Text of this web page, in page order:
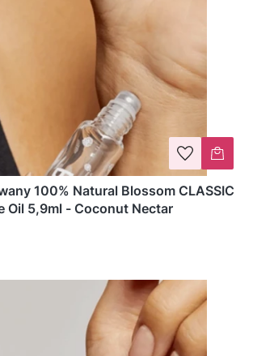
Natural Blossom CLASSIC
Oil 5,9ml - Coconut Nectar